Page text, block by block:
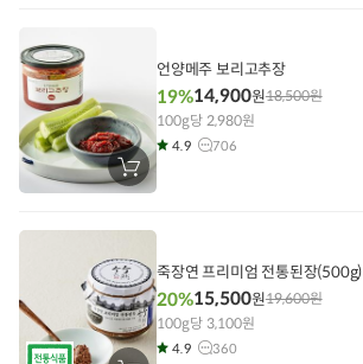
장
바
에
기
언양메주 보리고추장
19%14,900원18,500원
100g당 2,980원
4.9 706
죽장연 프리미엄 전통된장(500g)
20%15,500원19,600원
100g당 3,100원
4.9 360